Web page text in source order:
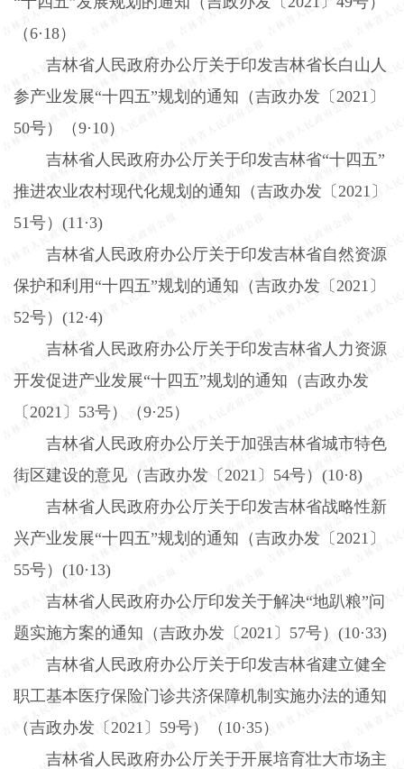
（6·18）
吉林省人民政府办公厅关于印发吉林省长白山人
参产业发展“十四五”规划的通知（吉政办发〔2021 〕
50号）（9·10）
吉林省人民政府办公厅关于印发吉林省“十四五”
推进农业农村现代化规划的通知（吉政办发〔2021 〕
51号） (11 ·3)
吉林省人民政府办公厅关于印发吉林省自然资源
保护和利用“十四五”规划的通知（吉政办发〔2021 〕
52号） (12·4)
吉林省人民政府办公厅关于印发吉林省人力资源
开发促进产业发展“十四五”规划的通知（吉政办发
〔2021 〕 53号）（9·25）
吉林省人民政府办公厅关于加强吉林省城市特色
街区建设的意见（吉政办发〔2021 〕 54号） (10·8)
吉林省人民政府办公厅关于印发吉林省战略性新
兴产业发展“十四五”规划的通知（吉政办发〔2021 〕
55号） (10·13)
吉林省人民政府办公厅印发关于解决“地趴粮”问
题实施方案的通知（吉政办发〔2021 〕 57号） (10·33)
吉林省人民政府办公厅关于印发吉林省建立健全
职工基本医疗保险门诊共济保障机制实施办法的通知
（吉政办发〔2021 〕 59号）（ 10·35）
吉林省人民政府办公厅关于开展培育壮大市场主